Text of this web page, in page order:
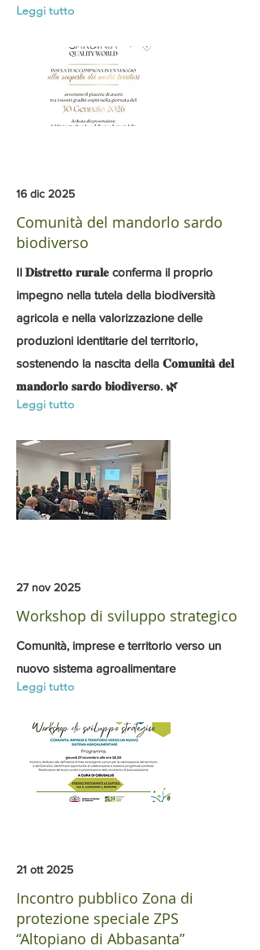
Leggi tutto
16 dic 2025
Comunità del mandorlo sardo
biodiverso
Il 𝐃𝐢𝐬𝐭𝐫𝐞𝐭𝐭𝐨 𝐫𝐮𝐫𝐚𝐥𝐞 conferma il proprio
impegno nella tutela della biodiversità
agricola e nella valorizzazione delle
produzioni identitarie del territorio,
sostenendo la nascita della 𝐂𝐨𝐦𝐮𝐧𝐢𝐭𝐚̀ 𝐝𝐞𝐥
𝐦𝐚𝐧𝐝𝐨𝐫𝐥𝐨 𝐬𝐚𝐫𝐝𝐨 𝐛𝐢𝐨𝐝𝐢𝐯𝐞𝐫𝐬𝐨. 🌿
Leggi tutto
27 nov 2025
Workshop di sviluppo strategico
Comunità, imprese e territorio verso un
nuovo sistema agroalimentare
Leggi tutto
21 ott 2025
Incontro pubblico Zona di
protezione speciale ZPS
“Altopiano di Abbasanta”